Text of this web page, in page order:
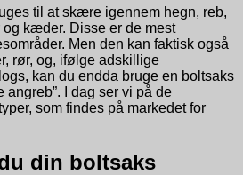
til at skære igennem hegn, reb,
kæder. Disse er de mest
Men den kan faktisk også
rør, og, ifølge adskillige
kan du endda bruge en boltsaks
angreb”. I dag ser vi på de
som findes på markedet for
din boltsaks